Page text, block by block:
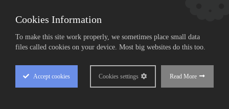
Confidențialitate
© 2019-2026 DTN. Toate drepturile rezervate.
Cookies Information
To make this site work properly, we sometimes place small data
files called cookies on your device. Most big websites do this too.
Accept cookies Read More
Cookies settings